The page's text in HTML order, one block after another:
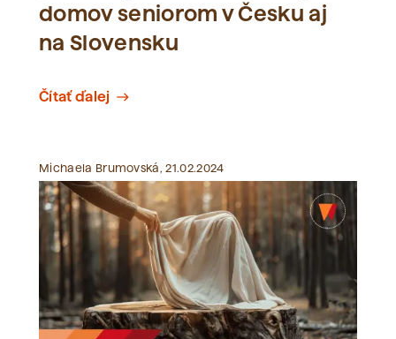
domov seniorom v Česku aj
na Slovensku
Čítať ďalej east
Michaela Brumovská, 21.02.2024